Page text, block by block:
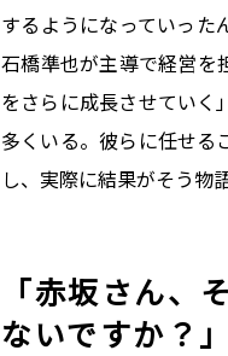
するようになっていった
石橋準也が主導で経営を
をさらに成長させていく
多くいる。彼らに任せる
し、実際に結果がそう物
「赤坂さん、
ないですか？」